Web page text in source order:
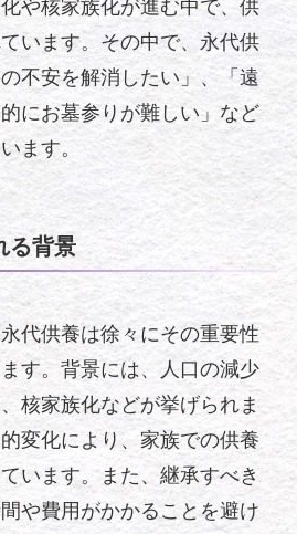
や核家族化が進む中で、供
います。その中で、永代供
不安を解消したい」、「遠
にお墓参りが難しい」など
ます。
る背景
代供養は徐々にその重要性
す。背景には、人口の減少
核家族化などが挙げられま
変化により、家族での供養
います。また、継承すべき
や費用がかかることを避け